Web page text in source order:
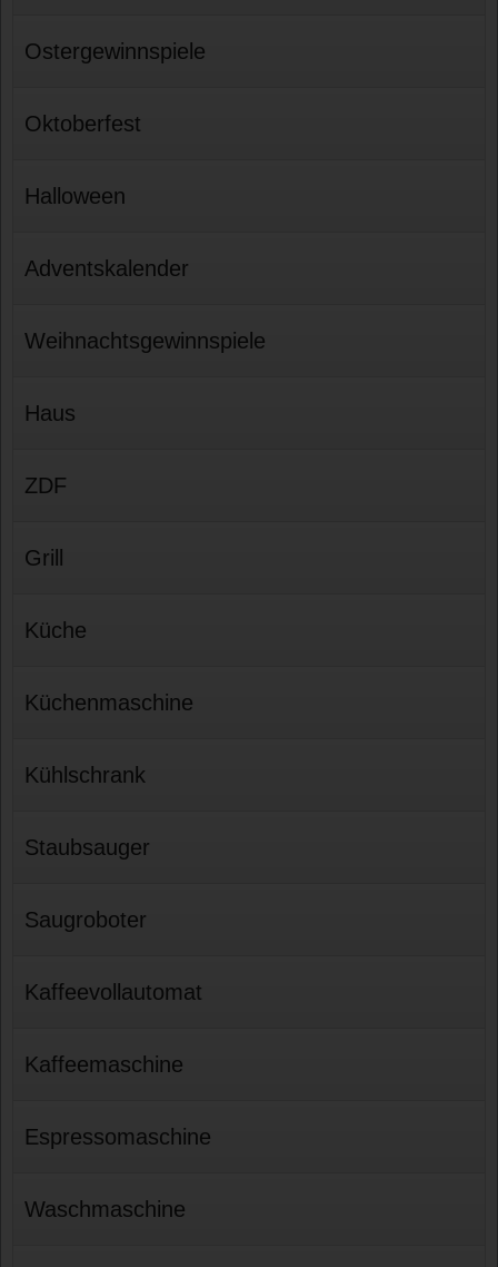
Ostergewinnspiele
Oktoberfest
Halloween
Adventskalender
Weihnachtsgewinnspiele
Haus
ZDF
Grill
Küche
Küchenmaschine
Kühlschrank
Staubsauger
Saugroboter
Kaffeevollautomat
Kaffeemaschine
Espressomaschine
Waschmaschine